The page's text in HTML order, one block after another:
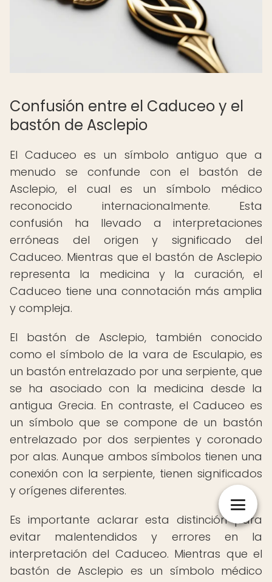
Confusión entre el Caduceo y el
bastón de Asclepio
El Caduceo es un símbolo antiguo que a
menudo se confunde con el bastón de
Asclepio, el cual es un símbolo médico
reconocido internacionalmente. Esta
confusión ha llevado a interpretaciones
erróneas del origen y significado del
Caduceo. Mientras que el bastón de Asclepio
representa la medicina y la curación, el
Caduceo tiene una connotación más amplia
y compleja.
El bastón de Asclepio, también conocido
como el símbolo de la vara de Esculapio, es
un bastón entrelazado por una serpiente, que
se ha asociado con la medicina desde la
antigua Grecia. En contraste, el Caduceo es
un símbolo que se compone de un bastón
entrelazado por dos serpientes y coronado
por alas. Aunque ambos símbolos tienen una
conexión con la serpiente, tienen significados
y orígenes diferentes.
Es importante aclarar esta distinción para
evitar malentendidos y errores en la
interpretación del Caduceo. Mientras que el
bastón de Asclepio es un símbolo médico